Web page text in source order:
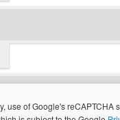
use of Google's reCAPTCHA